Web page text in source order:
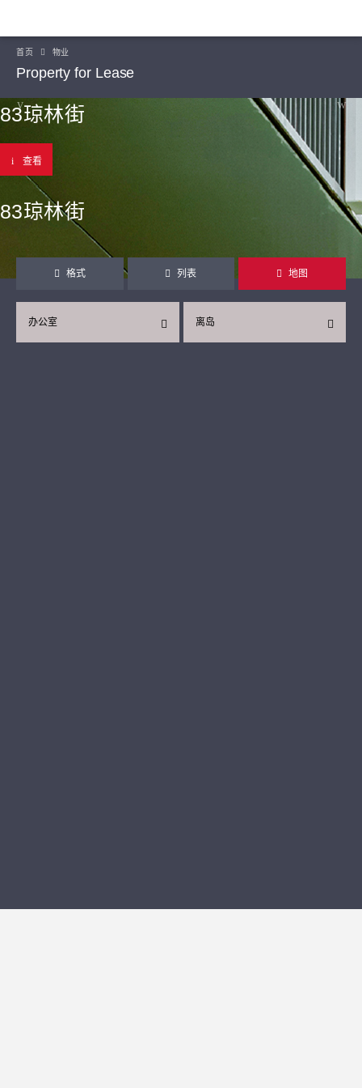
首页 物业
Property for Lease
83琼林街
查看
83琼林街
格式 列表 地图
离岛
办公室